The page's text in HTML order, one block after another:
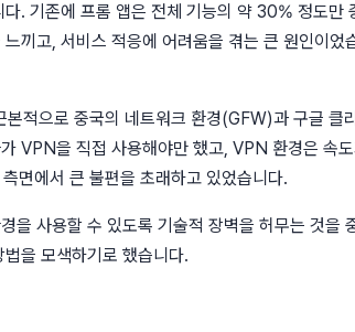
. 기존에 프롬 앱은 전체 기능의 약 30% 정도
끼고, 서비스 적응에 어려움을 겪는 큰 원인이
적으로 중국의 네트워크 환경(GFW)과 구글
VPN을 직접 사용해야만 했고, VPN 환경은 속
면에서 큰 불편을 초래하고 있었습니다.
사용할 수 있도록 기술적 장벽을 허무는 것
을 모색하기로 했습니다.